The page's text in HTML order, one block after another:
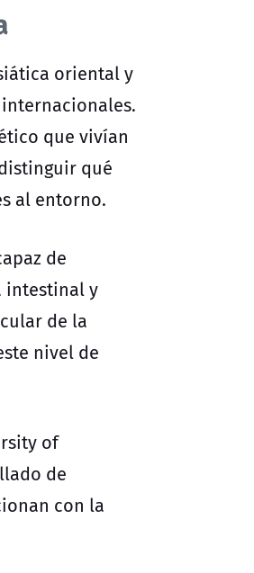
oriental y
que vivían
qué
al entorno.
de
intestinaly
de la
nivel de
of
de
con la